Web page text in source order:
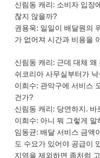
신림동 캐리: 소비자 입장
찮지 않을까?
권용욱: 일일이 배달원의
가 없어져 시간과 비용을
신림동 캐리: 근데 대체
쉬코리아 사무실부터가
이희수: 관악구에 서비스
건가?
신림동 캐리: 당연하지. 바
이희수: 아니 뭐 그렇게
임동균: 배달 서비스 금액
도 수요가 있어야 공급이
지역을 제외하면 좀처럼